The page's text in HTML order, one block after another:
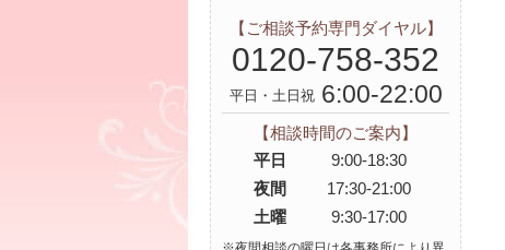
【ご相談予約専門ダイヤル】
0120-758-352
平日・土日祝6:00-22:00
【相談時間のご案内】
平日
9:00-18:30
夜間
17:30-21:00
土曜
9:30-17:00